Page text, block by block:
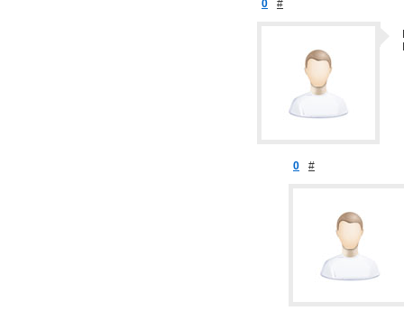
0 #
0 #